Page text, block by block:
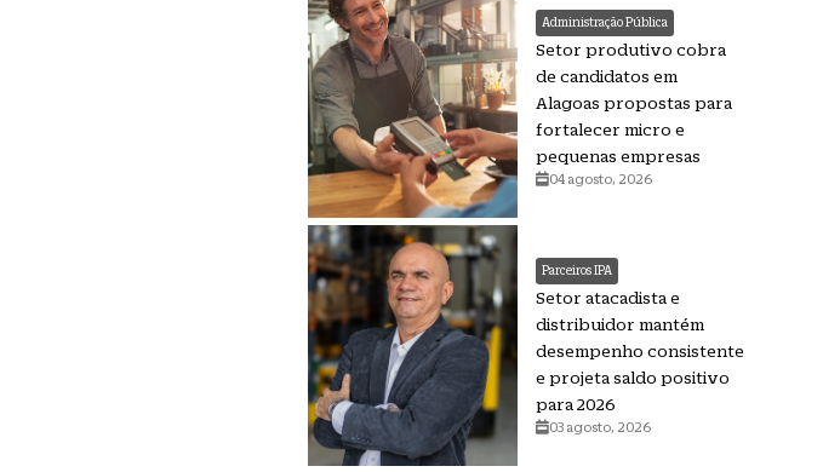
Administração Pública
Setor produtivo cobra
de candidatos em
Alagoas propostas para
fortalecer micro e
pequenas empresas
04 agosto, 2026
Parceiros IPA
Setor atacadista e
distribuidor mantém
desempenho consistente
e projeta saldo positivo
para 2026
03 agosto, 2026